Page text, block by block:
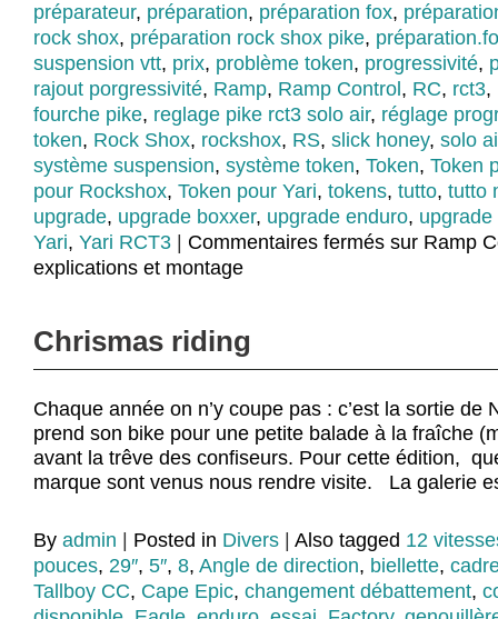
préparateur, préparation, préparation fox,
rock shox, préparation rock shox pike,
suspension vtt, prix, problème token, progressivité,
rajout porgressivité, Ramp, Ramp Control , RC, rct3,
fourche pike, reglage pike rct3 solo air, réglage
token, Rock Shox, rockshox, RS, slick honey, solo
système suspension, système token, Token, Token
pour Rockshox, Token pour Yari, tokens, tutto, tutto
upgrade, upgrade boxxer, upgrade enduro, upgrade
Yari, Yari RCT3 Commentaires fermés sur Ramp
explications et montage
Chrismas riding
Chaque année on n’y coupe pas : c’est la sortie de
prend son bike pour une petite balade à la fraîche
avant la trêve des confiseurs. Pour cette édition,
marque sont venus nous rendre visite. La galerie
By admin Posted in Divers Also tagged 12
pouces, 29″, 5″, 8, Angle de direction, biellette,
Tallboy CC, Cape Epic, changement débattement,